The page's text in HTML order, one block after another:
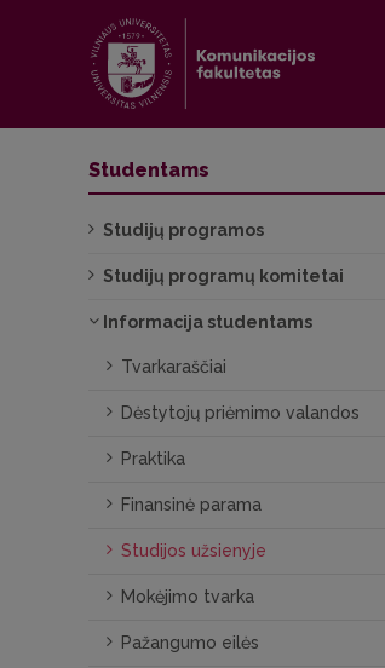
Studentams
Studijų programos
Studijų programų komitetai
Informacija studentams
Tvarkaraščiai
Dėstytojų priėmimo valandos
Praktika
Finansinė parama
Studijos užsienyje
Mokėjimo tvarka
Pažangumo eilės